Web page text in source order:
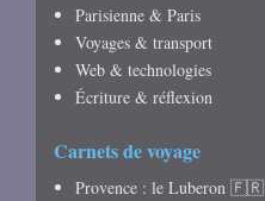
Parisienne & Paris
Voyages & transport
Web & technologies
Écriture & réflexion
Carnets de voyage
Provence : le Luberon 🇫🇷